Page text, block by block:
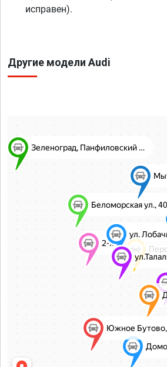
исправен).
Другие модели Audi